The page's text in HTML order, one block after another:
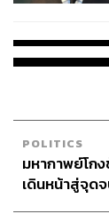
POLITICS
มหากาพย์โก
เดินหน้าสู่จุด